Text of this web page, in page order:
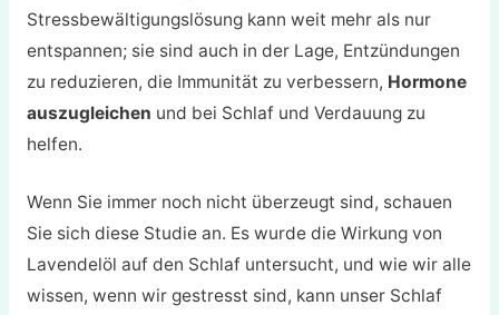
Stressbewältigungslösung kann weit mehr als nur
entspannen; sie sind auch in der Lage, Entzündungen
zu reduzieren, die Immunität zu verbessern, Hormone
auszugleichen und bei Schlaf und Verdauung zu
helfen.
Wenn Sie immer noch nicht überzeugt sind, schauen
Sie sich diese Studie an. Es wurde die Wirkung von
Lavendelöl auf den Schlaf untersucht, und wie wir alle
wissen, wenn wir gestresst sind, kann unser Schlaf